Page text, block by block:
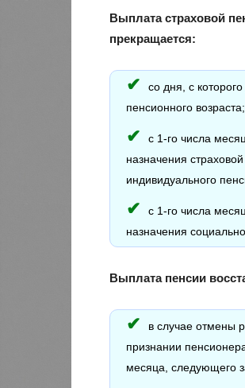
Выплата страховой
прекращается:
со дня, с
пенсионного возраста;
с 1-го числа
назначения
индивидуального
с 1-го числа
назначения
Выплата пенсии
в случае отмены
признании
месяца, следующего